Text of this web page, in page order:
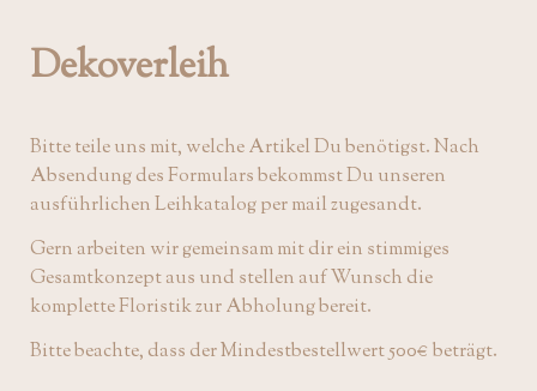
Dekoverleih
Bitte teile uns mit, welche Artikel Du benötigst. Nach
Absendung des Formulars bekommst Du unseren
ausführlichen Leihkatalog per mail zugesandt.
Gern arbeiten wir gemeinsam mit dir ein stimmiges
Gesamtkonzept aus und stellen auf Wunsch die
komplette Floristik zur Abholung bereit.
Bitte beachte, dass der Mindestbestellwert 500€ beträgt.